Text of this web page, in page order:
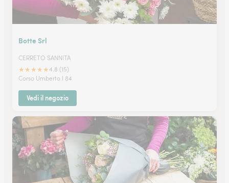
Botte Srl
CERRETO SANNITA
★★★★★4.8 (15)
Corso Umberto I 84
Vedi il negozio